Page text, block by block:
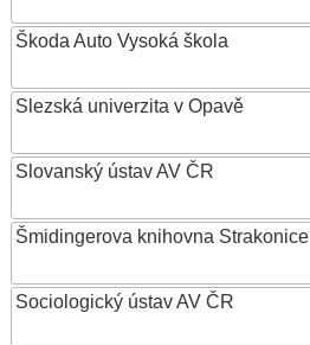
Škoda Auto Vysoká škola
Slezská univerzita v Opavě
Slovanský ústav AV ČR
Šmidingerova knihovna Strakonice
Sociologický ústav AV ČR